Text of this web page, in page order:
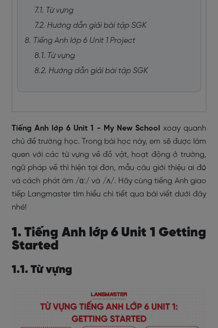
7.1. Từ vựng
7.2. Hướng dẫn giải bài tập SGK
8. Tiếng Anh lớp 6 Unit 1 Project
8.1. Từ vựng
8.2. Hướng dẫn giải bài tập SGK
Tiếng Anh lớp 6 Unit 1 - My New School
xoay quanh
chủ đề trường học. Trong bài học này, em sẽ được làm
quen với các từ vựng về đồ vật, hoạt động ở trường,
ngữ pháp về thì hiện tại đơn, mẫu câu giới thiệu ai đó
và cách phát âm /ɑː/ và /ʌ/. Hãy cùng tiếng Anh giao
tiếp Langmaster tìm hiểu chi tiết qua bài viết dưới đây
nhé!
1. Tiếng Anh lớp 6 Unit 1 Getting
Started
1.1. Từ vựng